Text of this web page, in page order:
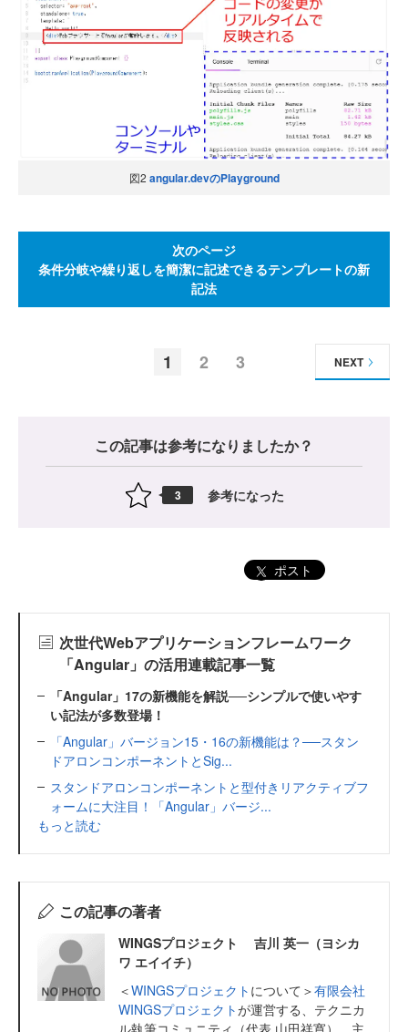
図2 angular.devのPlayground
次のページ
条件分岐や繰り返しを簡潔に記述できるテンプレートの新
記法
1 2 3 NEXT
この記事は参考になりましたか？
3 参考になった
ポスト
次世代Webアプリケーションフレームワーク
「Angular」の活用連載記事一覧
「Angular」17の新機能を解説──シンプルで使いやす
い記法が多数登場！
「Angular」バージョン15・16の新機能は？──スタン
ドアロンコンポーネントとSig...
スタンドアロンコンポーネントと型付きリアクティブフ
ォームに大注目！「Angular」バージ...
もっと読む
この記事の著者
WINGSプロジェクト 吉川 英一（ヨシカ
ワ エイイチ）
＜WINGSプロジェクト について＞有限会社
WINGSプロジェクトが運営する、テクニカ
ル執筆コミュニティ（代表 山田祥寛）。主